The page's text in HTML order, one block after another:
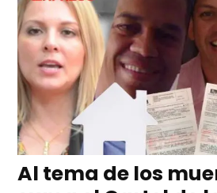
Al tema de los